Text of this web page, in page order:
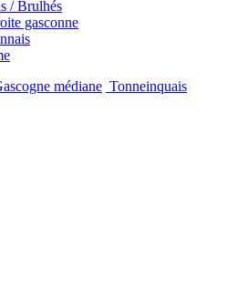
/ Brulhés
gasconne
médiane Tonneinquais